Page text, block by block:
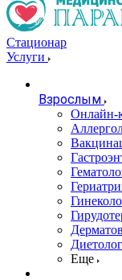
Стационар
Услуги
Взрослым
Онлайн-
Еще